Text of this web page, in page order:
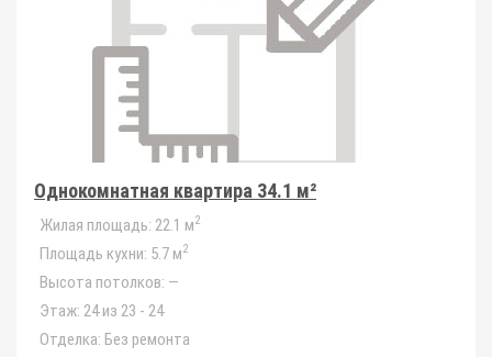
Однокомнатная квартира 34.1 м²
Жилая площадь: 22.1 м2
Площадь кухни: 5.7 м2
Высота потолков: —
Этаж: 24 из 23 - 24
Отделка: Без ремонта